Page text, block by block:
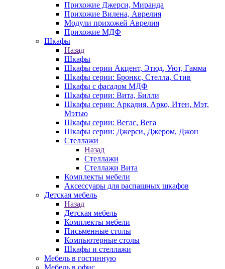
Прихожие Джерси, Миранда
Прихожие Вилена, Аврелия
Модули прихожей Аврелия
Прихожие МДФ
Шкафы
Назад
Шкафы
Шкафы серии Акцент, Этюд, Уют, Гамма
Шкафы серии: Бронкс, Стелла, Стив
Шкафы с фасадом МДФ
Шкафы серии: Вита, Билли
Шкафы серии: Аркадия, Арко, Итен, Мэт,
Мэтью
Шкафы серии: Вегас, Вега
Шкафы серии: Джерси, Джером, Джон
Стеллажи
Назад
Стеллажи
Стеллажи Вита
Комплекты мебели
Аксессуары для распашных шкафов
Детская мебель
Назад
Детская мебель
Комплекты мебели
Письменные столы
Компьютерные столы
Шкафы и стеллажи
Мебель в гостинную
Мебель в офис